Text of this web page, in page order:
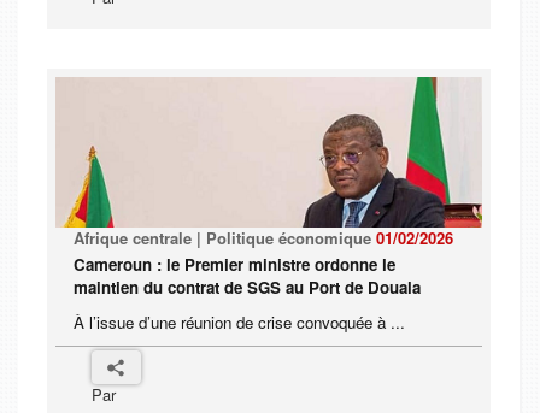
Afrique centrale | Politique économique 01/02/2026
Cameroun : le Premier ministre ordonne le
maintien du contrat de SGS au Port de Douala
À l’issue d’une réunion de crise convoquée à ...
Par